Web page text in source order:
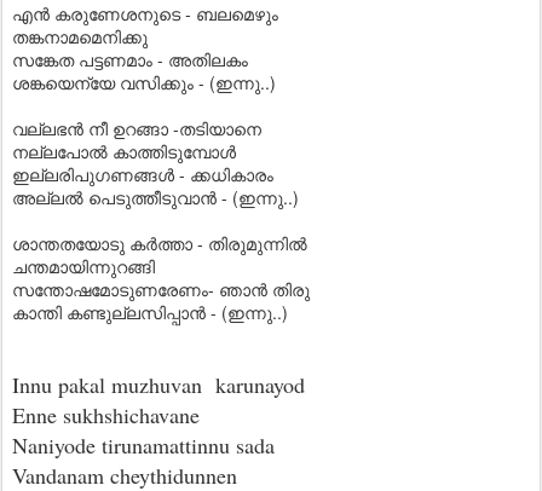
എന്‍ കരുണേശനുടെ - ബലമെഴും
തങ്കനാമമെനിക്കു
സങ്കേത പട്ടണമാം - അതിലകം
ശങ്കയെന്യേ വസിക്കും - (ഇന്നു..)
വല്ലഭന്‍ നീ ഉറങ്ങാ -തടിയാനെ
നല്ലപോല്‍ കാത്തിടുമ്പോള്‍
ഇല്ലരിപുഗണങ്ങള്‍ - ക്കധികാരം
അല്ലല്‍ പെടുത്തീടുവാന്‍ - (ഇന്നു..)
ശാന്തതയോടു കര്‍ത്താ - തിരുമുന്നില്‍
ചന്തമായിന്നുറങ്ങി
സന്തോഷമോടുണരേണം- ഞാന്‍ തിരു
കാന്തി കണ്ടുല്ലസിപ്പാന്‍ - (ഇന്നു..)
Innu pakal muzhuvan karunayod
Enne sukhshichavane
Naniyode tirunamattinnu sada
Vandanam cheythidunnen